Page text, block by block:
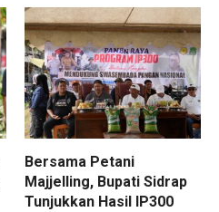
Bersama Petani
Majjelling, Bupati Sidrap
Tunjukkan Hasil IP300